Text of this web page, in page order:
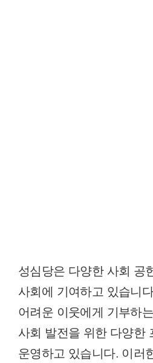
성심당은 다양한 사회 공
사회에 기여하고 있습니
어려운 이웃에게 기부하
사회 발전을 위한 다양한
운영하고 있습니다. 이러